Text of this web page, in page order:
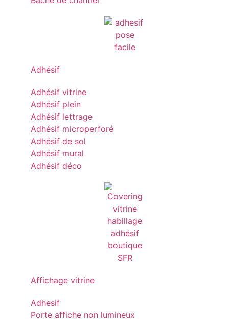
Adhésif
Adhésif vitrine
Adhésif plein
Adhésif lettrage
Adhésif microperforé
Adhésif de sol
Adhésif mural
Adhésif déco
Affichage vitrine
Adhesif
Porte affiche non lumineux